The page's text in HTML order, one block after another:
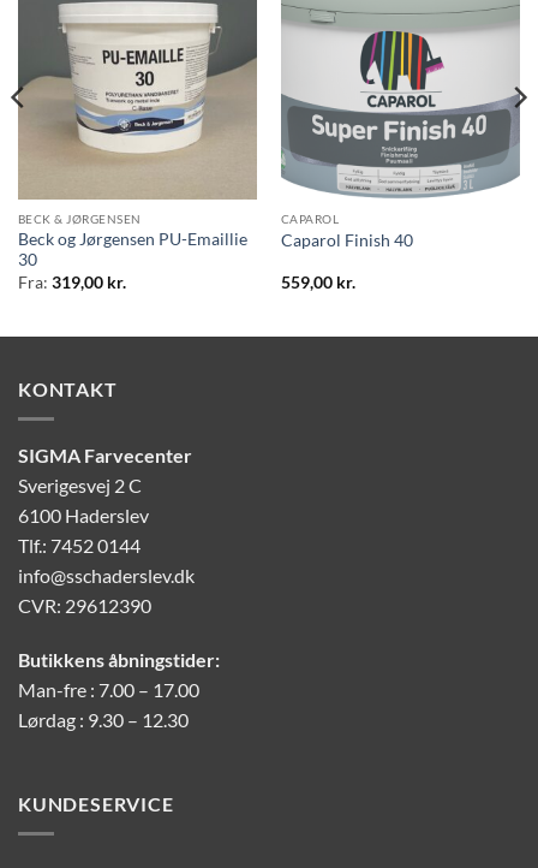
BECK & JØRGENSEN
Beck og Jørgensen PU-Emaillie
30
Fra: 319,00 kr.
CAPAROL
Caparol Finish 40
559,00 kr.
KONTAKT
SIGMA Farvecenter
Sverigesvej 2 C
6100 Haderslev
Tlf.: 7452 0144
info@sschaderslev.dk
CVR: 29612390
Butikkens åbningstider:
Man-fre : 7.00 – 17.00
Lørdag : 9.30 – 12.30
KUNDESERVICE